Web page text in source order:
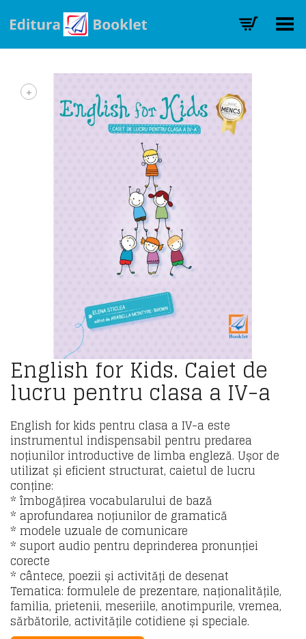
Toggle Menu
+
English for Kids. Caiet de
lucru pentru clasa a IV-a
English for kids pentru clasa a IV-a este
instrumentul indispensabil pentru predarea
noțiunilor introductive de limba engleză. Ușor de
utilizat și eficient structurat, caietul de lucru
conține:
* îmbogățirea vocabularului de bază
* aprofundarea noțiunilor de gramatică
* modele uzuale de comunicare
* suport audio pentru deprinderea pronunției
corecte
* cântece, poezii și activități de desenat
Tematica: formulele de prezentare, naționalitățile,
familia, prietenii, meseriile, anotimpurile, vremea,
sărbătorile, activitățile cotidiene și speciale.